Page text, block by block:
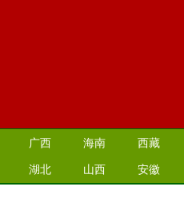
广西 海南 西藏
湖北 山西 安徽